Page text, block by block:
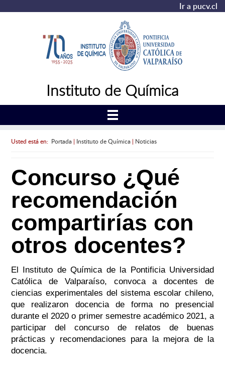
Ir a pucv.cl
Instituto de Química
Usted está en: Portada| Instituto de Química| Noticias
Concurso ¿Qué
recomendación
compartirías con
otros docentes?
El Instituto de Química de la Pontificia Universidad
Católica de Valparaíso, convoca a docentes de
ciencias experimentales del sistema escolar chileno,
que realizaron docencia de forma no presencial
durante el 2020 o primer semestre académico 2021, a
participar del concurso de relatos de buenas
prácticas y recomendaciones para la mejora de la
docencia.